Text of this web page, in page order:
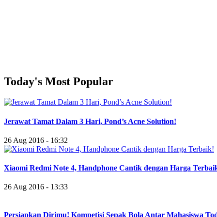
Today's Most Popular
Jerawat Tamat Dalam 3 Hari, Pond’s Acne Solution!
26 Aug 2016 - 16:32
Xiaomi Redmi Note 4, Handphone Cantik dengan Harga
26 Aug 2016 - 13:33
Persiapkan Dirimu! Kompetisi Sepak Bola Antar Mahasiswa